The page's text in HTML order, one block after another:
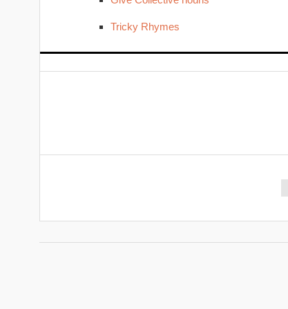
Tricky Rhymes